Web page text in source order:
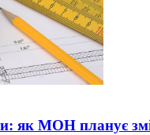
як МОН планує